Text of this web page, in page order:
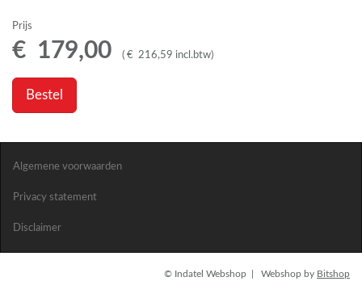
Prijs
€ 179,00 ( € 216,59 incl.btw)
Bestel
Algemene voorwaarden
Privacy statement
Disclaimer
© Indatel Webshop | Webshop by Bitshop